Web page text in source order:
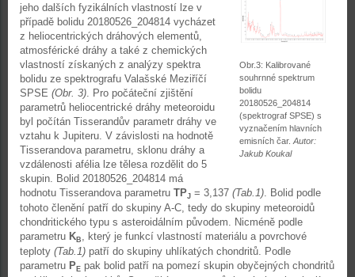
Obr.3: Kalibrované
souhrnné spektrum
bolidu
20180526_204814
(spektrograf SPSE) s
vyznačením hlavních
emisních čar. Autor:
Jakub Koukal
jeho dalších fyzikálních vlastností lze v
případě bolidu 20180526_204814 vycházet
z heliocentrických dráhových elementů,
atmosférické dráhy a také z chemických
vlastností získaných z analýzy spektra
bolidu ze spektrografu Valašské Meziříčí
SPSE (Obr. 3). Pro počáteční zjištění
parametrů heliocentrické dráhy meteoroidu
byl počítán Tisserandův parametr dráhy ve
vztahu k Jupiteru. V závislosti na hodnotě
Tisserandova parametru, sklonu dráhy a
vzdálenosti afélia lze tělesa rozdělit do 5
skupin. Bolid 20180526_204814 má
hodnotu Tisserandova parametru TPJ = 3,137 (Tab.1). Bolid podle
tohoto členění patří do skupiny A-C, tedy do skupiny meteoroidů
chondritického typu s asteroidálním původem. Nicméně podle
parametru K B , který je funkcí vlastností materiálu a povrchové
teploty (Tab.1) patří do skupiny uhlíkatých chondritů. Podle
parametru P E pak bolid patří na pomezí skupin obyčejných chondritů